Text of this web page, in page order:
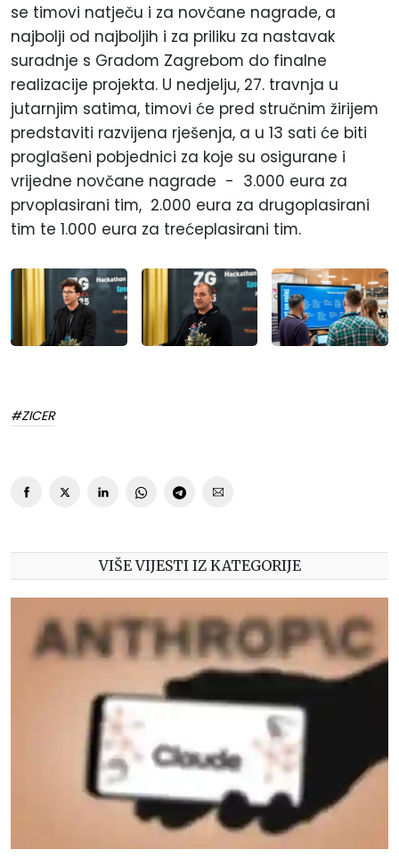
se timovi natječu i za novčane nagrade, a
najbolji od najboljih i za priliku za nastavak
suradnje s Gradom Zagrebom do finalne
realizacije projekta. U nedjelju, 27. travnja u
jutarnjim satima, timovi će pred stručnim žirijem
predstaviti razvijena rješenja, a u 13 sati će biti
proglašeni pobjednici za koje su osigurane i
vrijedne novčane nagrade - 3.000 eura za
prvoplasirani tim, 2.000 eura za drugoplasirani
tim te 1.000 eura za trećeplasirani tim.
#ZICER
VIŠE VIJESTI IZ KATEGORIJE